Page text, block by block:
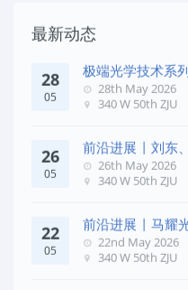
最新动态
28
05
极端光学技术系
28th May 2026
340 W 50th ZJU
26
05
前沿进展 | 刘东
26th May 2026
340 W 50th ZJU
22
05
前沿进展 | 马耀
几何相位
22nd May 2026
340 W 50th ZJU